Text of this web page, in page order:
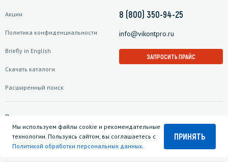
Акции
Политика конфиденциальности
Briefly in English
Скачать каталоги
Расширенный поиск
8 (800) 350-94-25
info@vikontpro.ru
ЗАПРОСИТЬ ПРАЙС
Подписаться на рассылку
Мы используем файлы cookie и рекомендательные
технологии. Пользуясь сайтом, вы соглашаетесь с
Политикой обработки персональных данных.
ПРИНЯТЬ